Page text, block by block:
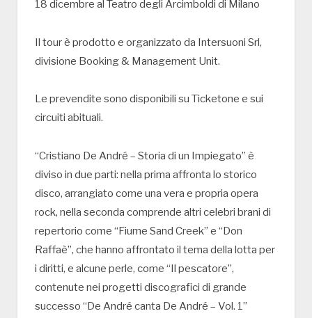
18 dicembre al Teatro degli Arcimboldi di Milano
Il tour è prodotto e organizzato da Intersuoni Srl,
divisione Booking & Management Unit.
Le prevendite sono disponibili su Ticketone e sui
circuiti abituali.
“Cristiano De André – Storia di un Impiegato” è
diviso in due parti: nella prima affronta lo storico
disco, arrangiato come una vera e propria opera
rock, nella seconda comprende altri celebri brani di
repertorio come “Fiume Sand Creek” e “Don
Raffaè”, che hanno affrontato il tema della lotta per
i diritti, e alcune perle, come “Il pescatore”,
contenute nei progetti discografici di grande
successo “De André canta De André – Vol. 1”